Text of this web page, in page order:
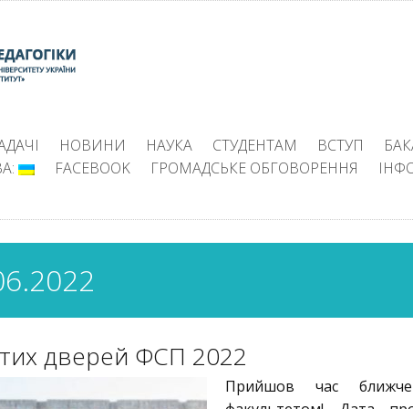
НОВИНИ НАУКА СТУДЕНТАМ ВСТУП
FACEBOOK ГРОМАДСЬКЕ ОБГОВОРЕННЯ
дверей ФСП 2022
Прийшов час